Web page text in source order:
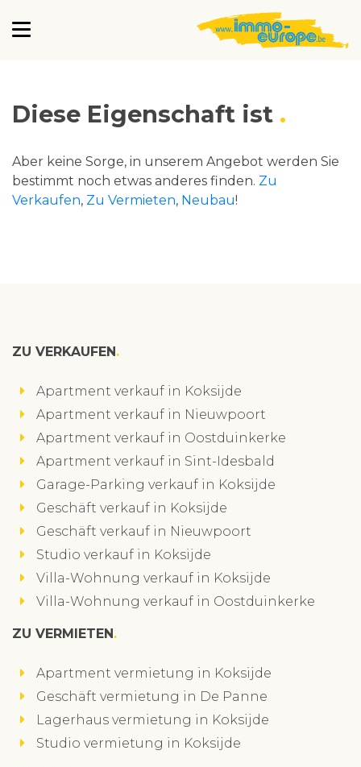
Diese Eigenschaft ist
Aber keine Sorge, in unserem Angebot werden Sie
bestimmt noch etwas anderes finden. Zu
Verkaufen, Zu Vermieten, Neubau!
ZU VERKAUFEN
Apartment verkauf in Koksijde
Apartment verkauf in Nieuwpoort
Apartment verkauf in Oostduinkerke
Apartment verkauf in Sint-Idesbald
Garage-Parking verkauf in Koksijde
Geschäft verkauf in Koksijde
Geschäft verkauf in Nieuwpoort
Studio verkauf in Koksijde
Villa-Wohnung verkauf in Koksijde
Villa-Wohnung verkauf in Oostduinkerke
ZU VERMIETEN
Apartment vermietung in Koksijde
Geschäft vermietung in De Panne
Lagerhaus vermietung in Koksijde
Studio vermietung in Koksijde